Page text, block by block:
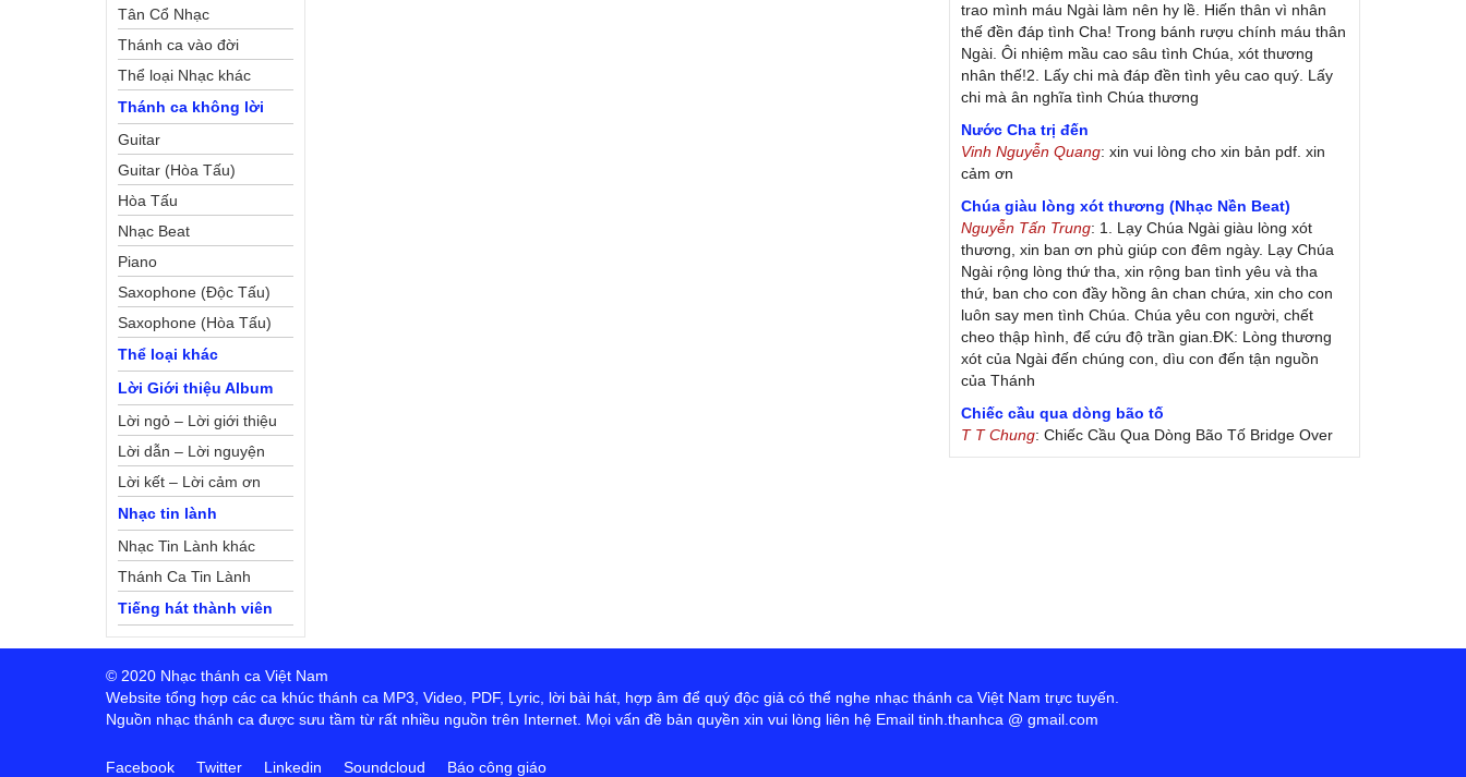
Tân Cổ Nhạc
Thánh ca vào đời
Thể loại Nhạc khác
Thánh ca không lời
Guitar
Guitar (Hòa Tấu)
Hòa Tấu
Nhạc Beat
Piano
Saxophone (Độc Tấu)
Saxophone (Hòa Tấu)
Thể loại khác
Lời Giới thiệu Album
Lời ngỏ – Lời giới thiệu
Lời dẫn – Lời nguyện
Lời kết – Lời cảm ơn
Nhạc tin lành
Nhạc Tin Lành khác
Thánh Ca Tin Lành
Tiếng hát thành viên
trao mình máu Ngài làm nên hy lề. Hiến thân vì nhân
thế đền đáp tình Cha! Trong bánh rượu chính máu thân
Ngài. Ôi nhiệm mầu cao sâu tình Chúa, xót thương
nhân thế!2. Lấy chi mà đáp đền tình yêu cao quý. Lấy
chi mà ân nghĩa tình Chúa thương
Nước Cha trị đến
Vinh Nguyễn Quang: xin vui lòng cho xin bản pdf. xin
cảm ơn
Chúa giàu lòng xót thương (Nhạc Nền Beat)
Nguyễn Tấn Trung: 1. Lạy Chúa Ngài giàu lòng xót
thương, xin ban ơn phù giúp con đêm ngày. Lạy Chúa
Ngài rộng lòng thứ tha, xin rộng ban tình yêu và tha
thứ, ban cho con đầy hồng ân chan chứa, xin cho con
luôn say men tình Chúa. Chúa yêu con người, chết
cheo thập hình, để cứu độ trần gian.ĐK: Lòng thương
xót của Ngài đến chúng con, dìu con đến tận nguồn
của Thánh
Chiếc cầu qua dòng bão tố
T T Chung: Chiếc Cầu Qua Dòng Bão Tố Bridge Over
Troubled Water by Simon & Garfunkel (Released
Đến với Lòng Thương Xót Chúa
Tứng: Lời các bài hát trên không chính xác với bài
© 2020 Nhạc thánh ca Việt Nam
Website tổng hợp các ca khúc thánh ca MP3, Video, PDF, Lyric, lời bài hát, hợp âm để quý độc giả có thể nghe nhạc thánh ca Việt Nam trực tuyến.
Nguồn nhạc thánh ca được sưu tầm từ rất nhiều nguồn trên Internet. Mọi vấn đề bản quyền xin vui lòng liên hệ Email tinh.thanhca @ gmail.com
Facebook Twitter Linkedin Soundcloud Báo công giáo